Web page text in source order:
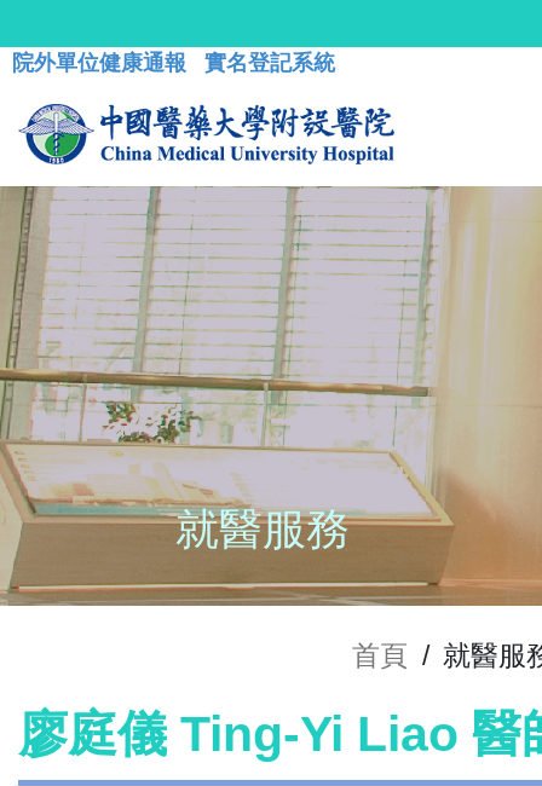
院外單位健康通報 實名登記系統
就醫服務
首頁 / 就醫服
廖庭儀 Ting-Yi Liao 醫